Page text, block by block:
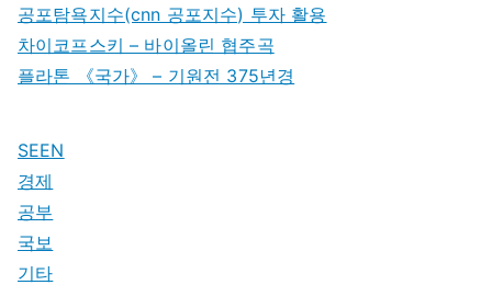
공포탐욕지수(cnn 공포지수) 투자 활용
차이코프스키 – 바이올린 협주곡
플라톤 《국가》 – 기원전 375년경
SEEN
경제
공부
국보
기타